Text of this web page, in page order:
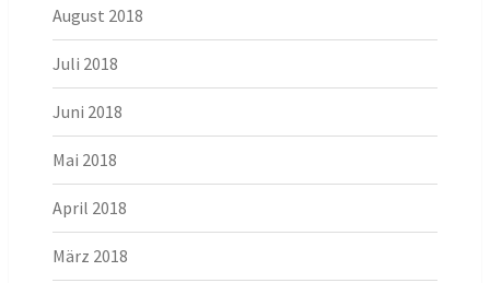
August 2018
Juli 2018
Juni 2018
Mai 2018
April 2018
März 2018